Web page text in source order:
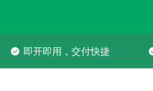
即开即用，交付快捷